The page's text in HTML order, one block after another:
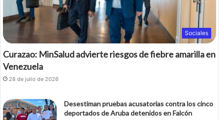
Sociales
Curazao: MinSalud advierte riesgos de fiebre amarilla en
Venezuela
28 de julio de 2026
Desestiman pruebas acusatorias contra los cinco
deportados de Aruba detenidos en Falcón